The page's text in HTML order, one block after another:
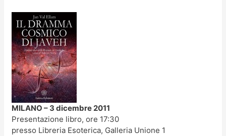
MILANO – 3 dicembre 2011
Presentazione libro, ore 17:30
presso Libreria Esoterica, Galleria Unione 1